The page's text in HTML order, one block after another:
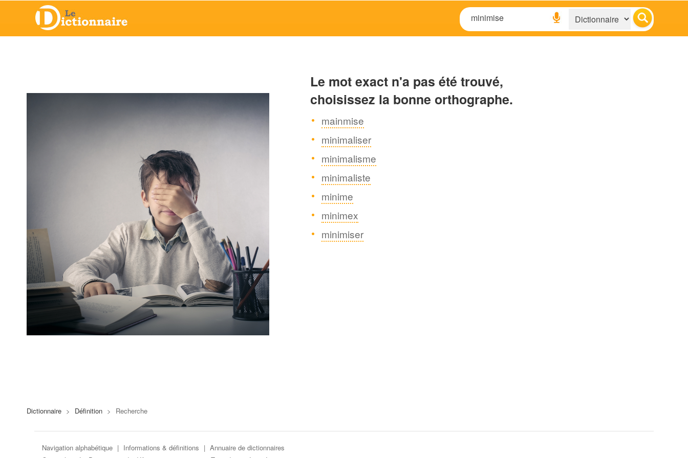
Le mot exact n'a pas été trouvé,
choisissez la bonne orthographe.
mainmise
minimaliser
minimalisme
minimaliste
minime
minimex
minimiser
Dictionnaire > Définition > Recherche
Navigation alphabétique | Informations & définitions | Annuaire de dictionnaires